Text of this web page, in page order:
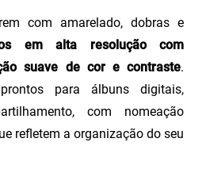
com amarelado, dobras e
em alta resolução com
suave de cor e contraste.
para álbuns digitais,
com nomeação
refletem a organização do seu